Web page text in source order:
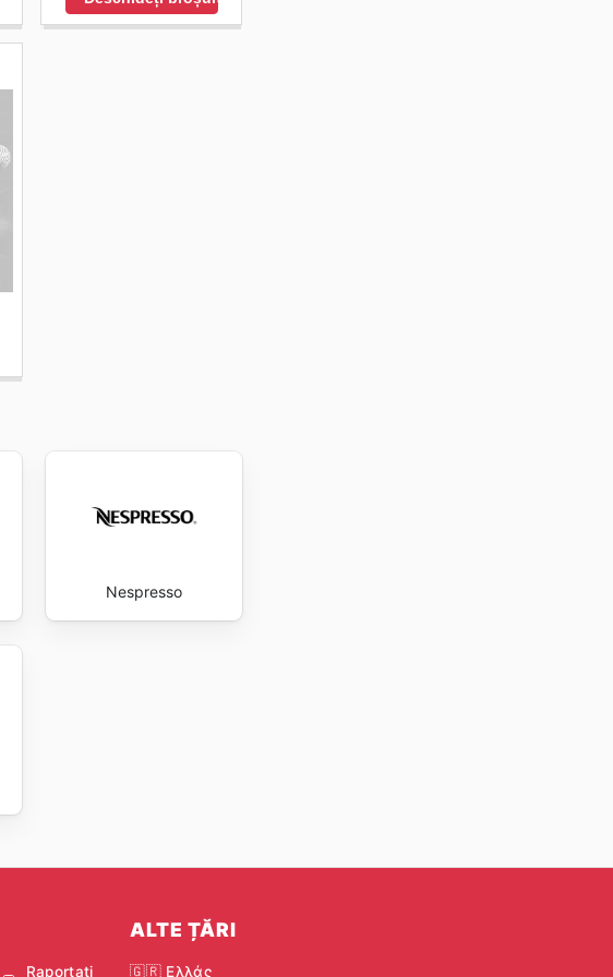
Nespresso
Raportați
ALTE ȚĂRI
🇬🇷 Ελλάς